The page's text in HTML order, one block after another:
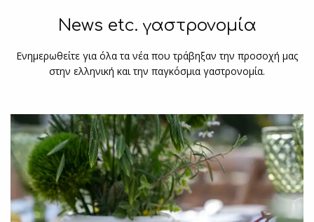
News etc. γαστρονομία
Ενημερωθείτε για όλα τα νέα που τράβηξαν την προσοχή μας
στην ελληνική και την παγκόσμια γαστρονομία.